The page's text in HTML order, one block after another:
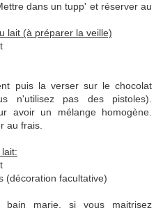
dans un tupp' et réserver au
lait (à préparer la veille)
puis la verser sur le chocolat
n'utilisez pas des pistoles).
avoir un mélange homogène.
au frais.
(décoration facultative)
marie, si vous maitrisez